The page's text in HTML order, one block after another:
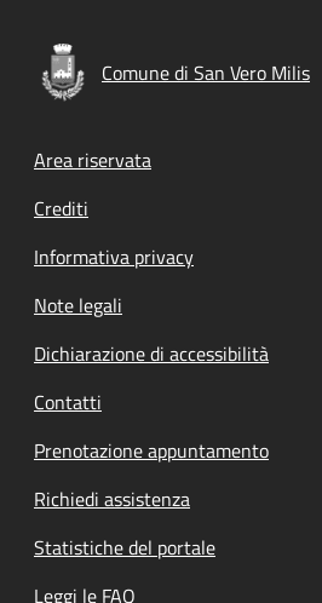
Comune di San Vero Milis
Footer menu
Area riservata
Crediti
Informativa privacy
Note legali
Dichiarazione di accessibilità
Contatti
Prenotazione appuntamento
Richiedi assistenza
Statistiche del portale
Leggi le FAQ